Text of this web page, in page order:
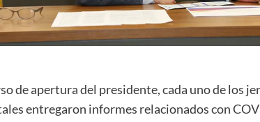
de apertura del presidente, cada uno de los
entregaron informes relacionados con